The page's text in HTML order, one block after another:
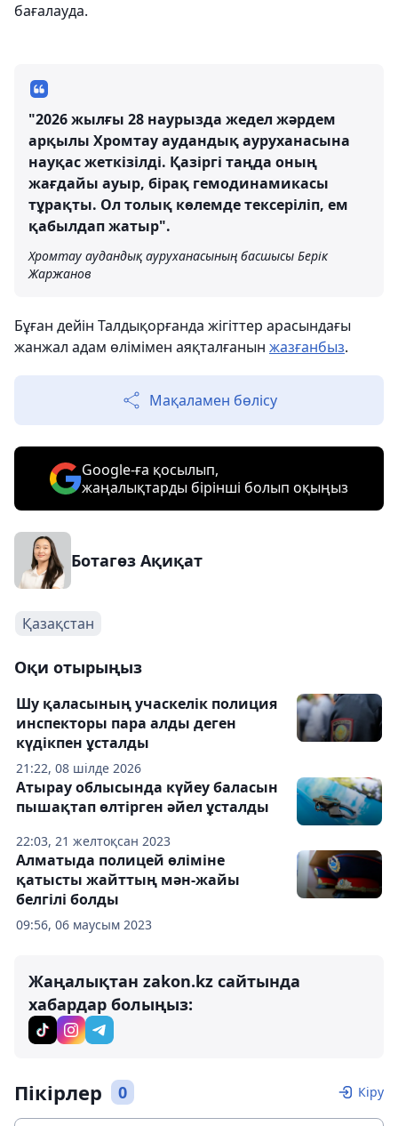
бағалауда.
"2026 жылғы 28 наурызда жедел жәрдем
арқылы Хромтау аудандық ауруханасына
науқас жеткізілді. Қазіргі таңда оның
жағдайы ауыр, бірақ гемодинамикасы
тұрақты. Ол толық көлемде тексеріліп, ем
қабылдап жатыр".
Хромтау аудандық ауруханасының басшысы Берік
Жаржанов
Бұған дейін Талдықорғанда жігіттер арасындағы
жанжал адам өлімімен аяқталғанын жазғанбыз.
Мақаламен бөлісу
Google-ға қосылып,
жаңалықтарды бірінші болып оқыңыз
Ботагөз Ақиқат
Қазақстан
Оқи отырыңыз
21:22, 08 шілде 2026
Шу қаласының учаскелік полиция
инспекторы пара алды деген
күдікпен ұсталды
22:03, 21 желтоқсан 2023
Атырау облысында күйеу баласын
пышақтап өлтірген әйел ұсталды
09:56, 06 маусым 2023
Алматыда полицей өліміне
қатысты жайттың мән-жайы
белгілі болды
Жаңалықтан zakon.kz сайтында
хабардар болыңыз:
Пікірлер 0 Кіру